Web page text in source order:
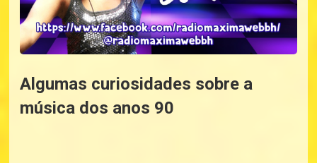
Algumas curiosidades sobre a
música dos anos 90